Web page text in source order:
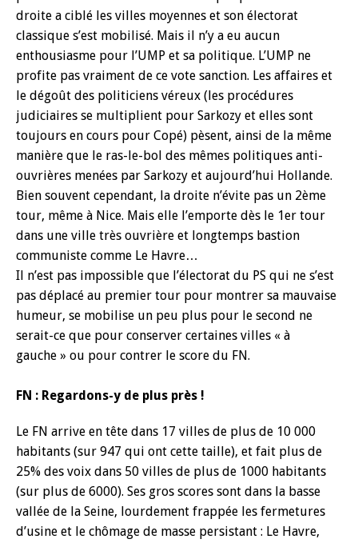
droite a ciblé les villes moyennes et son électorat
classique s’est mobilisé. Mais il n’y a eu aucun
enthousiasme pour l’UMP et sa politique. L’UMP ne
profite pas vraiment de ce vote sanction. Les affaires et
le dégoût des politiciens véreux (les procédures
judiciaires se multiplient pour Sarkozy et elles sont
toujours en cours pour Copé) pèsent, ainsi de la même
manière que le ras-le-bol des mêmes politiques anti-
ouvrières menées par Sarkozy et aujourd’hui Hollande.
Bien souvent cependant, la droite n’évite pas un 2ème
tour, même à Nice. Mais elle l’emporte dès le 1er tour
dans une ville très ouvrière et longtemps bastion
communiste comme Le Havre…
Il n’est pas impossible que l’électorat du PS qui ne s’est
pas déplacé au premier tour pour montrer sa mauvaise
humeur, se mobilise un peu plus pour le second ne
serait-ce que pour conserver certaines villes « à
gauche » ou pour contrer le score du FN.
FN : Regardons-y de plus près !
Le FN arrive en tête dans 17 villes de plus de 10 000
habitants (sur 947 qui ont cette taille), et fait plus de
25% des voix dans 50 villes de plus de 1000 habitants
(sur plus de 6000). Ses gros scores sont dans la basse
vallée de la Seine, lourdement frappée les fermetures
d’usine et le chômage de masse persistant : Le Havre,